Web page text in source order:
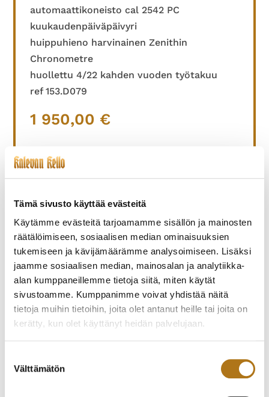
Tämä sivusto käyttää evästeitä
Käytämme evästeitä tarjoamamme sisällön ja mainosten
räätälöimiseen, sosiaalisen median ominaisuuksien
tukemiseen ja kävijämäärämme analysoimiseen. Lisäksi
jaamme sosiaalisen median, mainosalan ja analytiikka-
alan kumppaneillemme tietoja siitä, miten käytät
sivustoamme. Kumppanimme voivat yhdistää näitä
tietoja muihin tietoihin, joita olet antanut heille tai joita on
kerätty, kun olet käyttänyt heidän palvelujaan.
valinta
Välttämätön
automaattikoneisto cal 2542 PC
kuukaudenpäiväpäivyri
huippuhieno harvinainen Zenithin
Chronometre
huollettu 4/22 kahden vuoden työtakuu
ref 153.D079
1 950,00 €
TUTUSTU MYÖS
330,00